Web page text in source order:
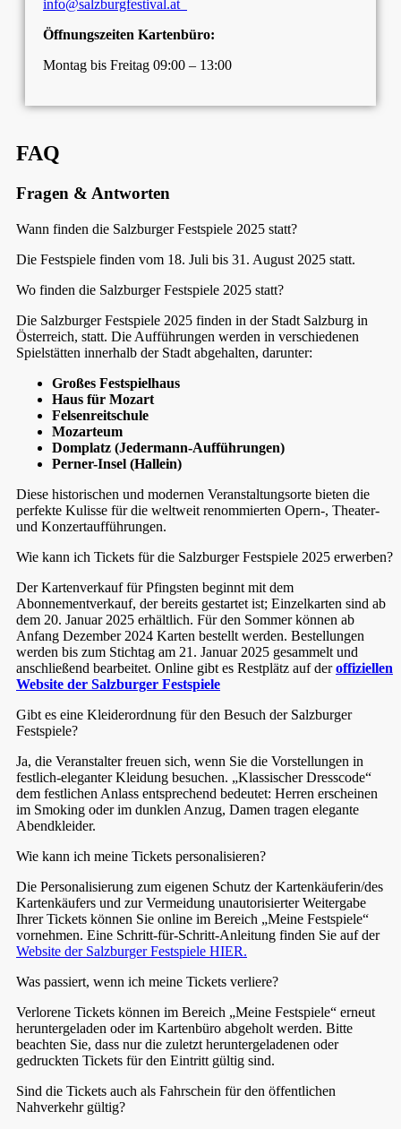
info@salzburgfestival.at
Öffnungszeiten Kartenbüro:
Montag bis Freitag 09:00 – 13:00
FAQ
Fragen & Antworten
Wann finden die Salzburger Festspiele 2025 statt?
Die Festspiele finden vom 18. Juli bis 31. August 2025 statt.
Wo finden die Salzburger Festspiele 2025 statt?
Die Salzburger Festspiele 2025 finden in der Stadt Salzburg in
Österreich, statt. Die Aufführungen werden in verschiedenen
Spielstätten innerhalb der Stadt abgehalten, darunter:
Großes Festspielhaus
Haus für Mozart
Felsenreitschule
Mozarteum
Domplatz (Jedermann-Aufführungen)
Perner-Insel (Hallein)
Diese historischen und modernen Veranstaltungsorte bieten die
perfekte Kulisse für die weltweit renommierten Opern-, Theater-
und Konzertaufführungen.
Wie kann ich Tickets für die Salzburger Festspiele 2025 erwerben?
Der Kartenverkauf für Pfingsten beginnt mit dem
Abonnementverkauf, der bereits gestartet ist; Einzelkarten sind ab
dem 20. Januar 2025 erhältlich. Für den Sommer können ab
Anfang Dezember 2024 Karten bestellt werden. Bestellungen
werden bis zum Stichtag am 21. Januar 2025 gesammelt und
anschließend bearbeitet. Online gibt es Restplätz auf deroffiziellen
Website der Salzburger Festspiele
Gibt es eine Kleiderordnung für den Besuch der Salzburger
Festspiele?
Ja, die Veranstalter freuen sich, wenn Sie die Vorstellungen in
festlich-eleganter Kleidung besuchen. „Klassischer Dresscode“
dem festlichen Anlass entsprechend bedeutet: Herren erscheinen
im Smoking oder im dunklen Anzug, Damen tragen elegante
Abendkleider.
Wie kann ich meine Tickets personalisieren?
Die Personalisierung zum eigenen Schutz der Kartenkäuferin/des
Kartenkäufers und zur Vermeidung unautorisierter Weitergabe
Ihrer Tickets können Sie online im Bereich „Meine Festspiele“
vornehmen. Eine Schritt-für-Schritt-Anleitung finden Sie auf der
Website der Salzburger Festspiele HIER.
Was passiert, wenn ich meine Tickets verliere?
Verlorene Tickets können im Bereich „Meine Festspiele“ erneut
heruntergeladen oder im Kartenbüro abgeholt werden. Bitte
beachten Sie, dass nur die zuletzt heruntergeladenen oder
gedruckten Tickets für den Eintritt gültig sind.
Sind die Tickets auch als Fahrschein für den öffentlichen
Nahverkehr gültig?